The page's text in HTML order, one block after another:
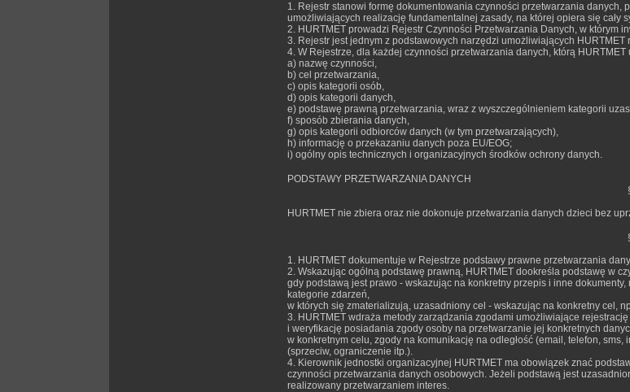
1. Rejestr stanowi formę dokumentowania czynności przetwarzania
umożliwiających realizację fundamentalnej zasady, na której opiera się cały
2. HURTMET prowadzi Rejestr Czynności Przetwarzania Danych, w którym
3. Rejestr jest jednym z podstawowych narzędzi umożliwiających
4. W Rejestrze, dla każdej czynności przetwarzania danych, którą
a) nazwę czynności,
b) cel przetwarzania,
c) opis kategorii osób,
d) opis kategorii danych,
e) podstawę prawną przetwarzania, wraz z wyszczególnieniem kategorii
f) sposób zbierania danych,
g) opis kategorii odbiorców danych (w tym przetwarzających),
h) informację o przekazaniu danych poza EU/EOG;
i) ogólny opis technicznych i organizacyjnych środków ochrony danych.
PODSTAWY PRZETWARZANIA DANYCH
HURTMET nie zbiera oraz nie dokonuje przetwarzania danych dzieci bez
1. HURTMET dokumentuje w Rejestrze podstawy prawne przetwarzania
2. Wskazując ogólną podstawę prawną, HURTMET dookreśla podstawę w
gdy podstawą jest prawo - wskazując na konkretny przepis i inne
kategorie zdarzeń,
w których się zmaterializują, uzasadniony cel - wskazując na konkretny cel,
3. HURTMET wdraża metody zarządzania zgodami umożliwiające rejestrację
i weryfikację posiadania zgody osoby na przetwarzanie jej konkretnych
w konkretnym celu, zgody na komunikację na odległość (email, telefon,
(sprzeciw, ograniczenie itp.).
4. Kierownik jednostki organizacyjnej HURTMET ma obowiązek znać
czynności przetwarzania danych osobowych. Jeżeli podstawą jest
realizowany przetwarzaniem interes.